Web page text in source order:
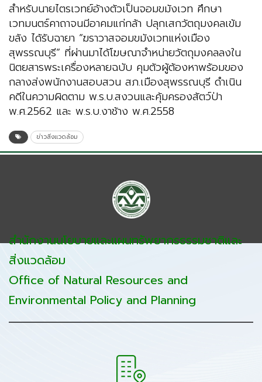
สำหรับนายไตรเวทย์อ้างตัวเป็นจอมขมังเวท ศึกษา
เวทมนตร์คาถาจนมีอาคมแก่กล้า ปลุกเสกวัตถุมงคลเข้ม
ขลัง ได้รับฉายา “ฆราวาสจอมขมังเวทแห่งเมือง
สุพรรณบุรี” ที่ผ่านมาได้โฆษณาจำหน่ายวัตถุมงคลลงใน
นิตยสารพระเครื่องหลายฉบับ คุมตัวผู้ต้องหาพร้อมของ
กลางส่งพนักงานสอบสวน สภ.เมืองสุพรรณบุรี ดำเนิน
คดีในความผิดตาม พ.ร.บ.สงวนและคุ้มครองสัตว์ป่า
พ.ศ.2562 และ พ.ร.บ.งาช้าง พ.ศ.2558
ข่าวสิ่งแวดล้อม
สำนักงานนโยบายและแผนทรัพยากรธรรมชาติและ
สิ่งแวดล้อม
Office of Natural Resources and
Environmental Policy and Planning